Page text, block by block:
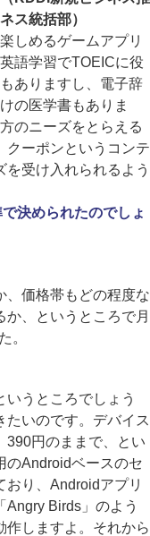
ス統括部）
しめるゲームアプリ
語学習でTOEICに役
ありますし、電子辞
の医学書もありま
のニーズをとらえる
クーポンというコンテ
受け入れられるよう
決められたのでしょ
価格帯もどの程度な
、というところで月
。
うところでしょう
たいのです。デバイス
390円のままで、とい
のAndroidベースのセ
おり、Androidアプリ
Birds」のよう
作しますよ。それから